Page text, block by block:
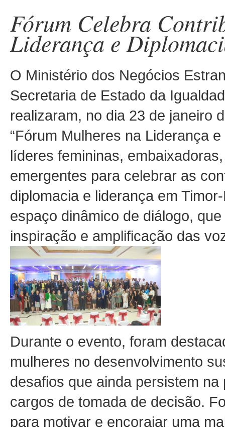
Fórum Celebra
Liderança e
O Ministério dos Negócios
Secretaria de Estado da
realizaram, no dia 23 de janeiro
“Fórum Mulheres na Liderança
líderes femininas,
emergentes para celebrar as
diplomacia e liderança em
espaço dinâmico de diálogo,
inspiração e amplificação das
Durante o evento, foram
mulheres no desenvolvimento
desafios que ainda persistem
cargos de tomada de decisão.
para motivar e encorajar uma